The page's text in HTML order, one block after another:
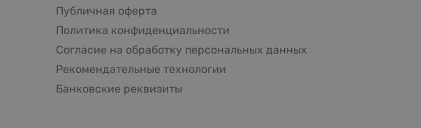
Публичная оферта
Политика конфиденциальности
Согласие на обработку персональных данных
Рекомендательные технологии
Банковские реквизиты